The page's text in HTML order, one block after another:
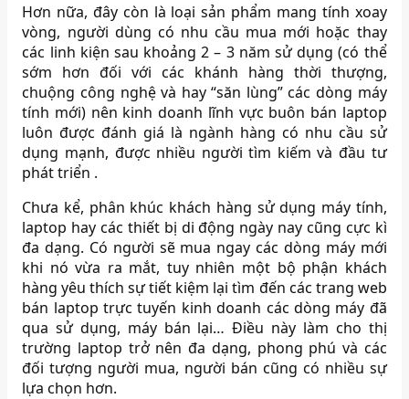
Hơn nữa, đây còn là loại sản phẩm mang tính xoay
vòng, người dùng có nhu cầu mua mới hoặc thay
các linh kiện sau khoảng 2 – 3 năm sử dụng (có thể
sớm hơn đối với các khánh hàng thời thượng,
chuộng công nghệ và hay “săn lùng” các dòng máy
tính mới) nên kinh doanh lĩnh vực buôn bán laptop
luôn được đánh giá là ngành hàng có nhu cầu sử
dụng mạnh, được nhiều người tìm kiếm và đầu tư
phát triển .
Chưa kể, phân khúc khách hàng sử dụng máy tính,
laptop hay các thiết bị di động ngày nay cũng cực kì
đa dạng. Có người sẽ mua ngay các dòng máy mới
khi nó vừa ra mắt, tuy nhiên một bộ phận khách
hàng yêu thích sự tiết kiệm lại tìm đến các trang web
bán laptop trực tuyến kinh doanh các dòng máy đã
qua sử dụng, máy bán lại… Điều này làm cho thị
trường laptop trở nên đa dạng, phong phú và các
đối tượng người mua, người bán cũng có nhiều sự
lựa chọn hơn.